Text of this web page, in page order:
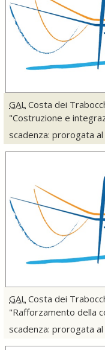
GAL Costa dei
"Costruzione e
scadenza: prorogata
GAL Costa dei
"Rafforzamento della
scadenza: prorogata